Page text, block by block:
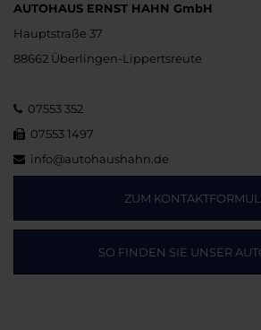
AUTOHAUS ERNST HAHN GmbH
Hauptstraße 37
88662 Überlingen-Lippertsreute
07553 352
07553 1497
info@autohaushahn.de
ZUM
SO FINDEN SIE UNSER